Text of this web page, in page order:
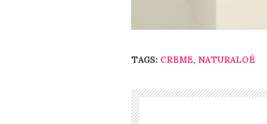
TAGS: CREME, NATURALOÉ